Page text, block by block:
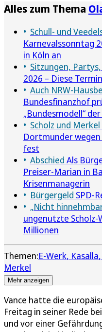
Alles zum Thema
Schull- und
Karnevalssonntag
in Köln an
Sitzungen,
2026 – Diese
Auch NRW-
Bundesfinanzhof
„Bundesmodell“
Scholz und
Dortmunder
fest
Abschied Als
Preiser-Marian in
Krisenmanagerin
Bürgergeld SPD-
„Nicht
ungenutzte
Millionen
Themen:E-Werk Kasalla
Merkel
Mehr anzeigen
Vance hatte die
Freitag in seiner Rede
und vor einer